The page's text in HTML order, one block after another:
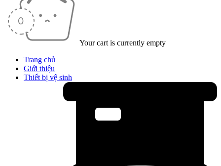
Your cart is currently empty
Trang chủ
Giới thiệu
Thiết bị vệ sinh